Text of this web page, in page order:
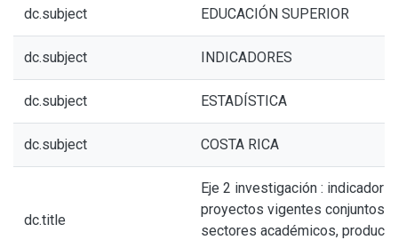
dc.subject EDUCACIÓN SUPERIOR
dc.subject INDICADORES
dc.subject ESTADÍSTICA
dc.subject COSTA RICA
dc.title
Eje 2 investigación : indicador
proyectos vigentes conjuntos
sectores académicos,